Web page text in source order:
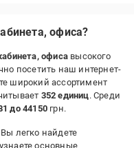
офиса?
офиса высокого
посетить наш интернет-
широкий ассортимент
352 единиц. Среди
до 44150 грн.
легко найдете
основные